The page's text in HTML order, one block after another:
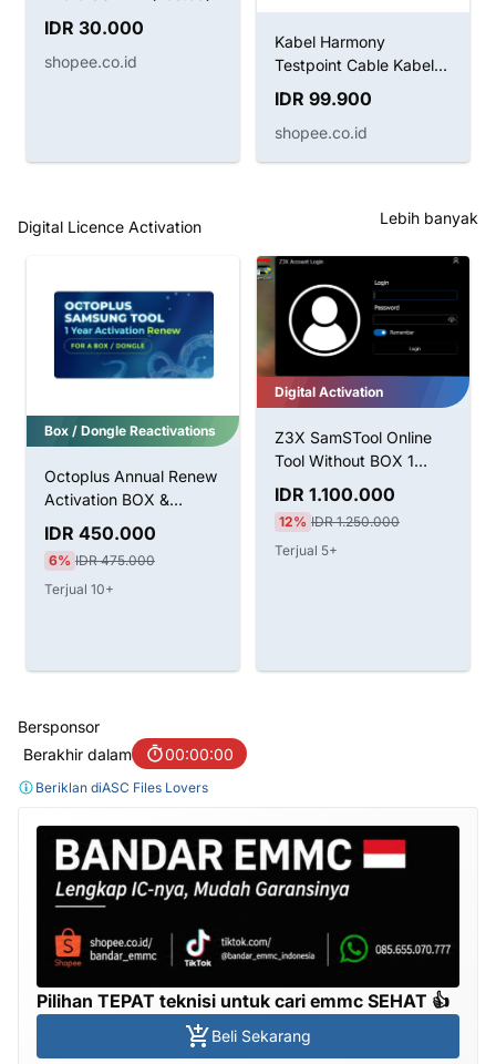
IDR 30.000
shopee.co.id
Kabel Harmony
Testpoint Cable Kabel
Boot Huawei
IDR 99.900
shopee.co.id
Digital Licence Activation Lebih banyak
Box / Dongle Reactivations
Octoplus Annual Renew
Activation BOX &
Dongle
IDR 450.000
6% IDR 475.000
Terjual 10+
Digital Activation
Z3X SamSTool Online
Tool Without BOX 1
Tahun Aktivasi
IDR 1.100.000
12% IDR 1.250.000
Terjual 5+
Bersponsor
Berakhir dalam
00:00:00
Beriklan diASC Files Lovers
Pilihan TEPAT teknisi untuk cari emmc SEHAT 👍
Beli Sekarang